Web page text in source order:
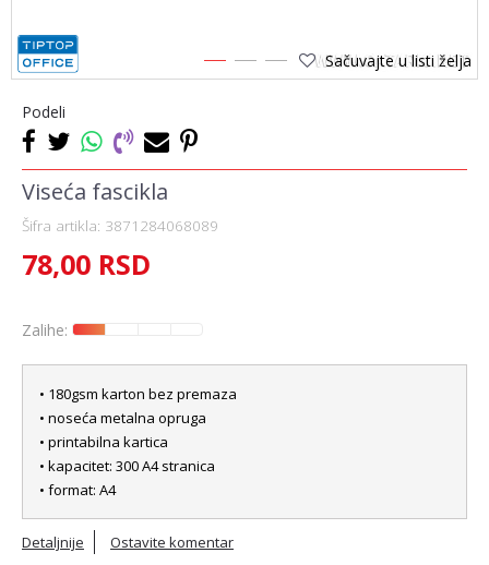
1 2 3 Sačuvajte u listi želja
Podeli
Viseća fascikla
Šifra artikla: 3871284068089
78,00 RSD
Zalihe:
• 180gsm karton bez premaza
• noseća metalna opruga
• printabilna kartica
• kapacitet: 300 A4 stranica
• format: A4
Detaljnije Ostavite komentar